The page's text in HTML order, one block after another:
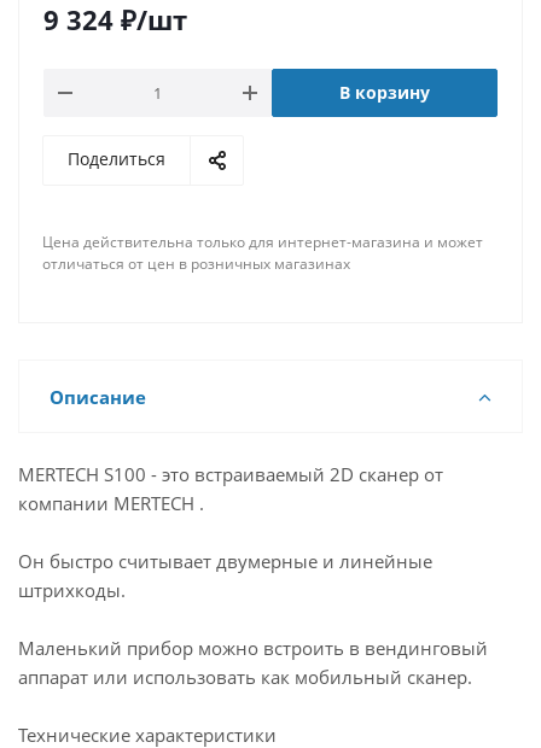
9 324 ₽/шт
В корзину
Поделиться
Цена действительна только для интернет-магазина и может
отличаться от цен в розничных магазинах
Описание
MERTECH S100 - это встраиваемый 2D сканер от
компании MERTECH .
Он быстро считывает двумерные и линейные
штрихкоды.
Маленький прибор можно встроить в вендинговый
аппарат или использовать как мобильный сканер.
Технические характеристики